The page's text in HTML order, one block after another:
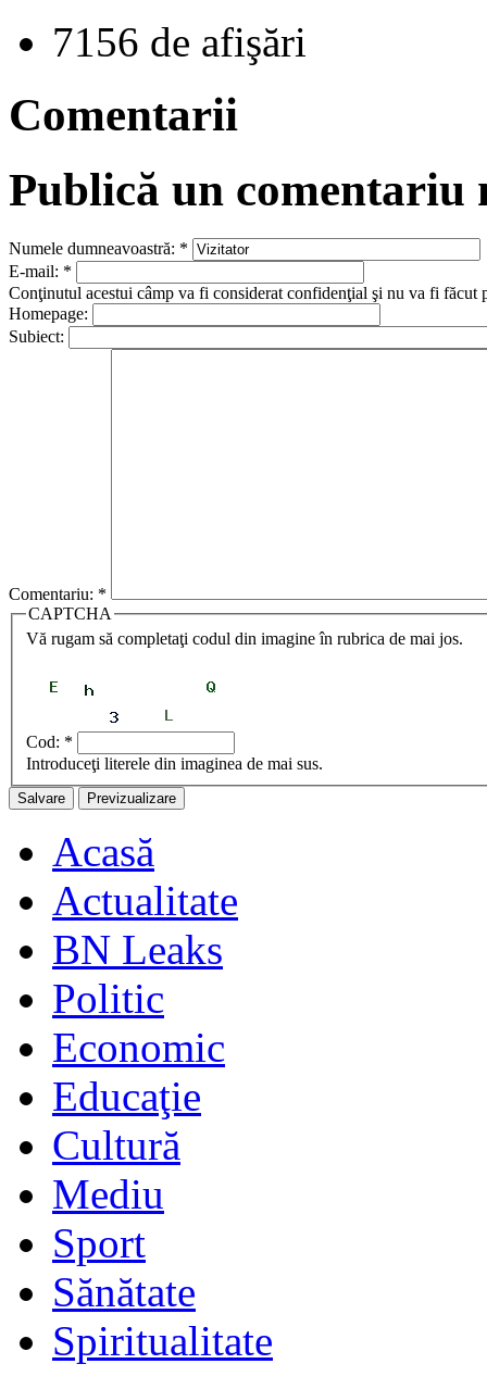
7156 de afişări
Comentarii
Publică un comentariu
Numele dumneavoastră: *
E-mail: *
Conţinutul acestui câmp va fi considerat confidenţial şi nu va fi făcut
Homepage:
Subiect:
Comentariu: *
CAPTCHA
Vă rugam să completaţi codul din imagine în rubrica de mai jos.
Cod: *
Introduceţi literele din imaginea de mai sus.
Acasă
Actualitate
BN Leaks
Politic
Economic
Educaţie
Cultură
Mediu
Sport
Sănătate
Spiritualitate